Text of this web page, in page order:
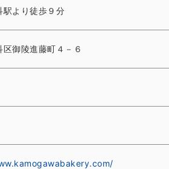
駅より徒歩９分
区御陵進藤町４－６